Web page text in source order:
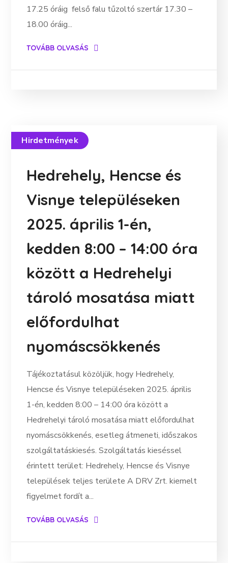
17.25 óráig felső falu tűzoltó szertár 17.30 –
18.00 óráig...
TOVÁBB OLVASÁS
Hirdetmények
Hedrehely, Hencse és
Visnye településeken
2025. április 1-én,
kedden 8:00 – 14:00 óra
között a Hedrehelyi
tároló mosatása miatt
előfordulhat
nyomáscsökkenés
Tájékoztatásul közöljük, hogy Hedrehely,
Hencse és Visnye településeken 2025. április
1-én, kedden 8:00 – 14:00 óra között a
Hedrehelyi tároló mosatása miatt előfordulhat
nyomáscsökkenés, esetleg átmeneti, időszakos
szolgáltatáskiesés. Szolgáltatás kieséssel
érintett terület: Hedrehely, Hencse és Visnye
települések teljes területe A DRV Zrt. kiemelt
figyelmet fordít a...
TOVÁBB OLVASÁS